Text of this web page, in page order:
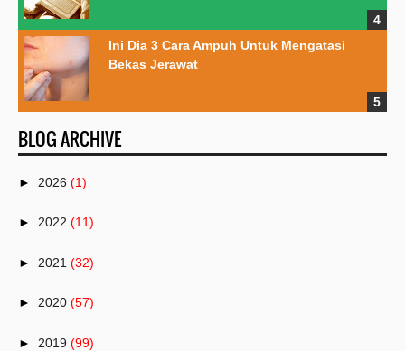
Ini Dia 3 Cara Ampuh Untuk Mengatasi
Bekas Jerawat
BLOG ARCHIVE
► 2026 (1)
► 2022 (11)
► 2021 (32)
► 2020 (57)
► 2019 (99)